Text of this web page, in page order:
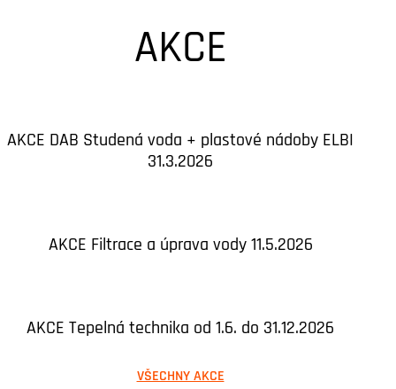
AKCE
AKCE DAB Studená voda + plastové nádoby ELBI
31.3.2026
AKCE Filtrace a úprava vody 11.5.2026
AKCE Tepelná technika od 1.6. do 31.12.2026
VŠECHNY AKCE